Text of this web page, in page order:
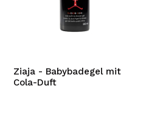
bei Maquillalia.de
tätigen, den Status Ihrer
Ziaja - Babybadegel mit
Cola-Duft